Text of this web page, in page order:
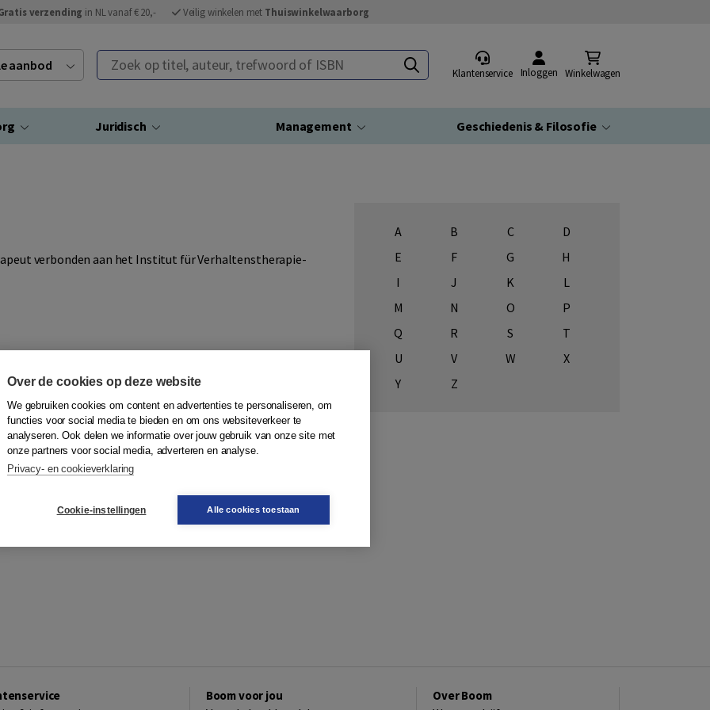
verzending in NL vanaf € 20,- Veilig winkelen met Thuiswinkelwaarborg
aanbod Zoek op titel, auteur, trefwoord of ISBN
Klantenservice Inloggen Winkelwagen
Juridisch Management Geschiedenis & Filosofie
verbonden aan het Institut für Verhaltenstherapie-
A B C
D
E
F G
H
I
J K
L
M
N O
P
Q
R S
T
U
V W
X
Y
Z
Boom voor jou Over Boom
Over de cookies op deze website
We gebruiken cookies om content en advertenties te personaliseren, om
functies voor social media te bieden en om ons websiteverkeer te
analyseren. Ook delen we informatie over jouw gebruik van onze site met
onze partners voor social media, adverteren en analyse.
Privacy- en cookieverklaring
Cookie-instellingen Alle cookies toestaan